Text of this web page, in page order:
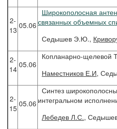
2-
13 05.06
Широкополосная
связанных объемных
Седышев Э.Ю.,
2-
14 05.06
Копланарно-щелевой
Наместников Е.И,
2-
15 05.06
Синтез
интегральном
Лебедев Л.С.,